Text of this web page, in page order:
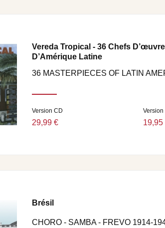
Vereda Tropical - 36 Chefs D’œuvre
D’Amérique Latine
36 MASTERPIECES OF LATIN
Version CD
29,99 € 19,95
Brésil
CHORO - SAMBA - FREVO 1914-